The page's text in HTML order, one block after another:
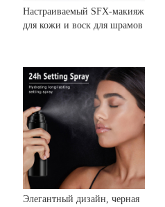
Настраиваемый SFX-макияж
для кожи и воск для шрамов
Элегантный дизайн, черная